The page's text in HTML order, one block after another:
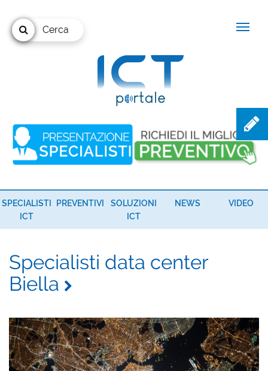
Cerca
SPECIALISTI
ICT
PREVENTIVI
SOLUZIONI
ICT
NEWS VIDEO
Specialisti data center
Biella